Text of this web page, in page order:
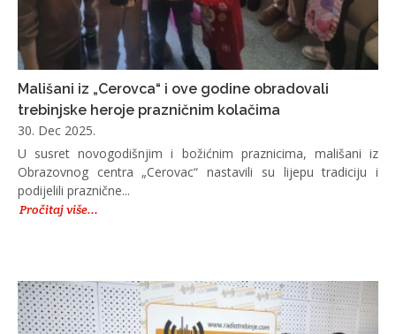
Mališani iz „Cerovca“ i ove godine obradovali
trebinjske heroje prazničnim kolačima
30. Dec 2025.
U susret novogodišnjim i božićnim praznicima, mališani iz
Obrazovnog centra „Cerovac“ nastavili su lijepu tradiciju i
podijelili praznične...
Pročitaj više...